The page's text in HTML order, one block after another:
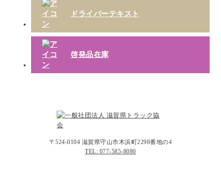
ドライバーテキスト
啓発品在庫
〒524-0104 滋賀県守山市木浜町2298番地の4
TEL: 077-585-8080